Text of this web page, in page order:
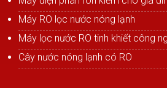
Máy RO lọc nước nóng lạnh
Máy lọc nước RO tinh khiết công
Cây nước nóng lạnh có RO